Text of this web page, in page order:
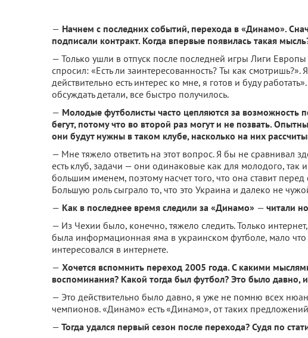
— Начнем с последних событий, перехода в «Динамо».
подписали контракт. Когда впервые появилась такая
— Только ушли в отпуск после последней игры Лиги
спросил: «Есть ли заинтересованность? Ты как смотришь?».
действительно есть интерес ко мне, я готов и буду
обсуждать детали, все быстро получилось.
— Молодые футболисты часто цепляются за возможность
бегут, потому что во второй раз могут и не позвать.
они будут нужны в таком клубе, насколько на них
— Мне тяжело ответить на этот вопрос. Я бы не сравнивал
есть клуб, задачи — они одинаковые как для молодого, так
большим именем, поэтому насчет того, что она ставит
Большую роль сыграло то, что это Украина и далеко не
— Как в последнее время следили за «Динамо» — читали
— Из Чехии было, конечно, тяжело следить. Только
была информационная яма в украинском футболе, мало
интересовался в интернете.
— Хочется вспомнить переход 2005 года. С какими
воспоминания? Какой тогда был футбол? Это было
— Это действительно было давно, я уже не помню всех
чемпионов. «Динамо» есть «Динамо», от таких
— Тогда удался первый сезон после перехода? Судя по